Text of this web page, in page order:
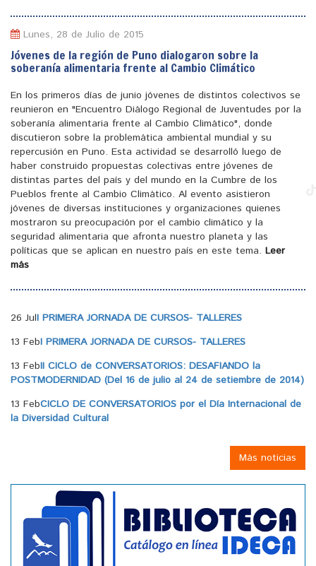
Lunes, 28 de Julio de 2015
Jóvenes de la región de Puno dialogaron sobre la
soberanía alimentaria frente al Cambio Climático
En los primeros días de junio jóvenes de distintos colectivos se
reunieron en "Encuentro Diálogo Regional de Juventudes por la
soberanía alimentaria frente al Cambio Climático", donde
discutieron sobre la problemática ambiental mundial y su
repercusión en Puno. Esta actividad se desarrolló luego de
haber construido propuestas colectivas entre jóvenes de
distintas partes del país y del mundo en la Cumbre de los
Pueblos frente al Cambio Climático. Al evento asistieron
jóvenes de diversas instituciones y organizaciones quienes
mostraron su preocupación por el cambio climático y la
seguridad alimentaria que afronta nuestro planeta y las
políticas que se aplican en nuestro país en este tema. Leer
más
26 JulI PRIMERA JORNADA DE CURSOS- TALLERES
13 FebI PRIMERA JORNADA DE CURSOS- TALLERES
13 FebII CICLO de CONVERSATORIOS: DESAFIANDO la
POSTMODERNIDAD (Del 16 de julio al 24 de setiembre de 2014)
13 FebCICLO DE CONVERSATORIOS por el Día Internacional de
la Diversidad Cultural
Más noticias